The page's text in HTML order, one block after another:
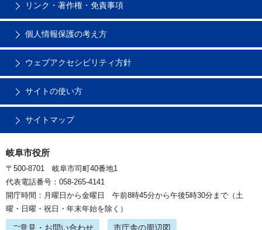
リンク・著作権・免責事項
個人情報保護の考え方
ウェブアクセシビリティ方針
サイトの使い方
サイトマップ
岐阜市役所
〒500-8701 岐阜市司町40番地1
代表電話番号：058-265-4141
開庁時間：月曜日から金曜日 午前8時45分から午後5時30分まで（土
曜・日曜・祝日・年末年始を除く）
ご意見・お問い合わせ 市庁舎の周辺図